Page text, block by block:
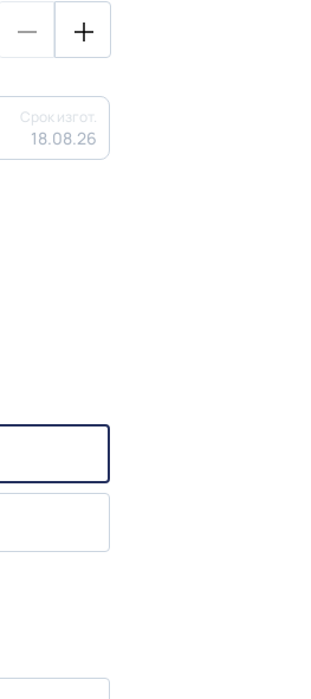
Срок изгот.
18.08.26